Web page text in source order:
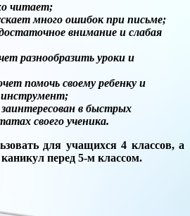
читает;
много ошибок при письме;
внимание и слабая
разнообразить уроки и
помочь своему ребенку и
инструмент;
в быстрых
своего ученика.
для учащихся 4 классов, а
перед 5-м классом.